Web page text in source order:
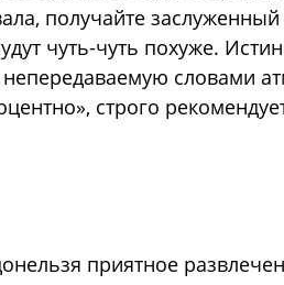
получайте
чуть-чуть похуже.
словами
строго
приятное